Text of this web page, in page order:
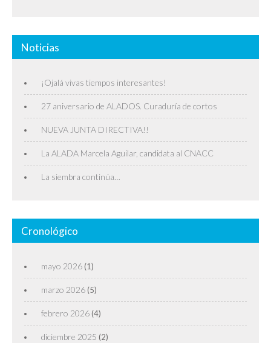
Noticias
¡Ojalá vivas tiempos interesantes!
27 aniversario de ALADOS. Curaduría de cortos
NUEVA JUNTA DIRECTIVA!!
La ALADA Marcela Aguilar, candidata al CNACC
La siembra continúa…
Cronológico
mayo 2026 (1)
marzo 2026 (5)
febrero 2026 (4)
diciembre 2025 (2)